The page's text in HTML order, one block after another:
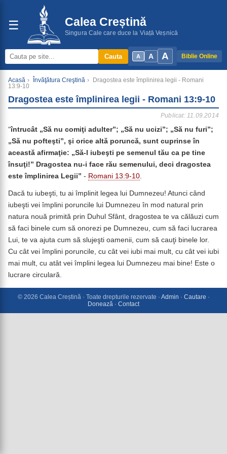
☰ Calea Creștină
Singura Cale care duce la Viață Veșnică
A A A Biblie Online
Cauta
Acasă › Învăţătura Creştină ›
Dragostea este împlinirea legii - Romani
13:9-10
Dragostea este împlinirea legii - Romani 13:9-10
Publicat: 11.09.2014
“întrucât „Să nu comiţi adulter”; „Să nu ucizi”; „Să nu furi”;
„Să nu pofteşti”, şi orice altă poruncă, sunt cuprinse în
această afirmaţie: „Să-l iubeşti pe semenul tău ca pe tine
însuţi!” Dragostea nu-i face rău semenului, deci dragostea
este împlinirea Legii” - Romani 13:9-10.
Dacă tu iubeşti, tu ai împlinit legea lui Dumnezeu! Atunci când
iubeşti vei împlini poruncile lui Dumnezeu în mod natural prin
natura nouă primită prin Duhul Sfânt, dragostea te va călăuzi cum
să faci binele cum să onorezi pe Dumnezeu, cum să faci lucrarea
Lui, te va ajuta cum să slujeşti oamenii, cum să cauţi binele lor.
Cu cât vei împlini poruncile, cu cât vei iubi mai mult, cu cât vei iubi
mai mult, cu atât vei împlini legea lui Dumnezeu mai bine! Este o
lucrare circulară.
© 2026 Calea Creștină · Toate drepturile rezervate · Admin · Cautare ·
Donează · Contact